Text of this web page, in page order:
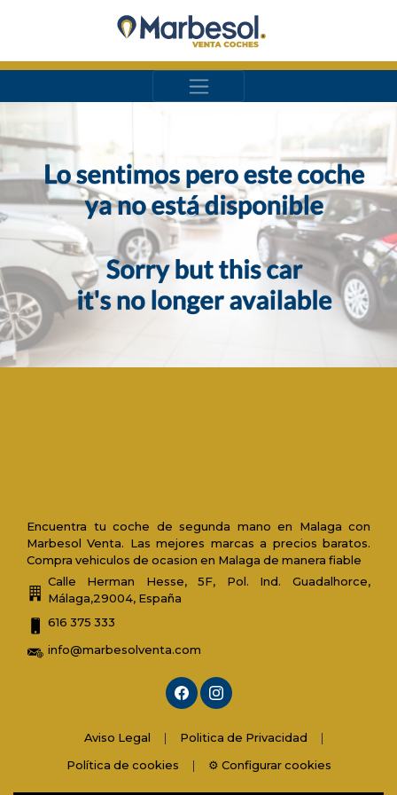
Encuentra tu coche de segunda mano en Malaga con
Marbesol Venta. Las mejores marcas a precios baratos.
Compra vehiculos de ocasion en Malaga de manera fiable
Calle Herman Hesse, 5F, Pol. Ind. Guadalhorce,
Málaga,29004, España
616 375 333
info@marbesolventa.com
Aviso Legal | Politica de Privacidad
|
Política de cookies
| ⚙️ Configurar cookies